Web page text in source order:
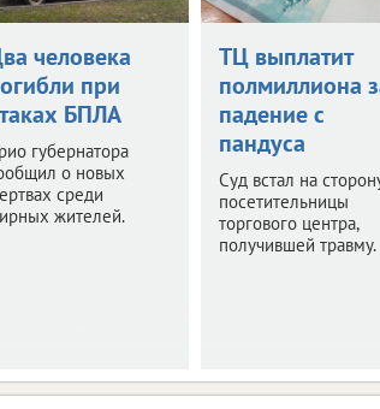
человека
при
БПЛА
губернатора
о новых
среди
жителей.
ТЦ выплатит
полмиллиона
падение с
пандуса
Суд встал на
посетительницы
торгового центра,
получившей травму.